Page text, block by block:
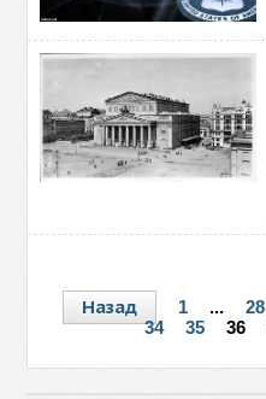
Назад 1 ... 28
34
35 36